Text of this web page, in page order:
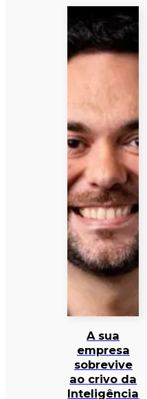
A sua
empresa
sobrevive
ao crivo da
Inteligência